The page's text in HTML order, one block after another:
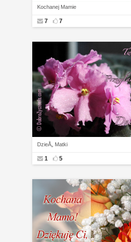
Kochanej Mamie
7 7
DzieÅ„ Matki
1 5